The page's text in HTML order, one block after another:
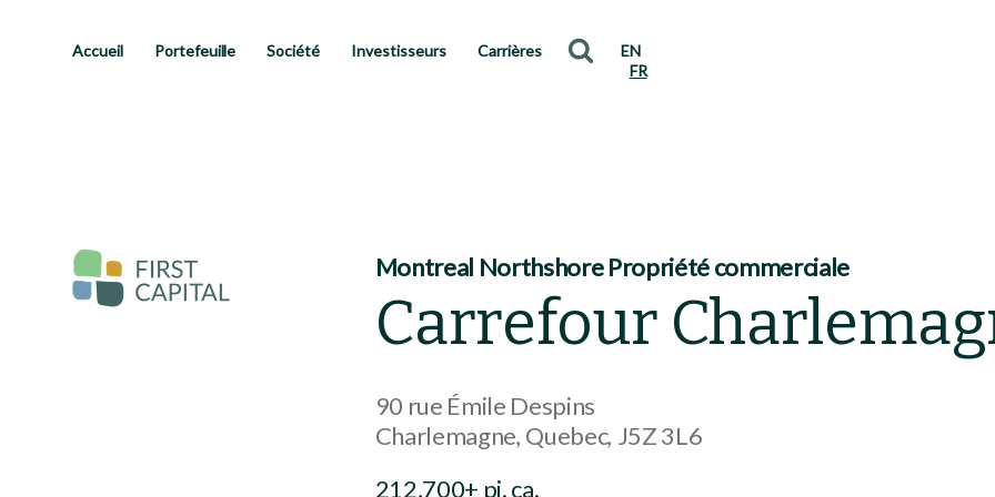
Accueil Portefeuille Société Investisseurs Carrières
EN
FR
Montreal Northshore Propriété commerciale
Carrefour
90 rue Émile Despins
Charlemagne Quebec J5Z 3L6
212,700+ pi. ca.